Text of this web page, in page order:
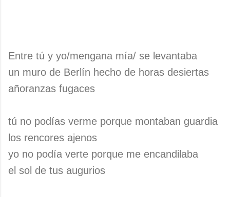
Entre tú y yo/mengana mía/ se levantaba
un muro de Berlín hecho de horas desiertas
añoranzas fugaces
tú no podías verme porque montaban guardia
los rencores ajenos
yo no podía verte porque me encandilaba
el sol de tus augurios